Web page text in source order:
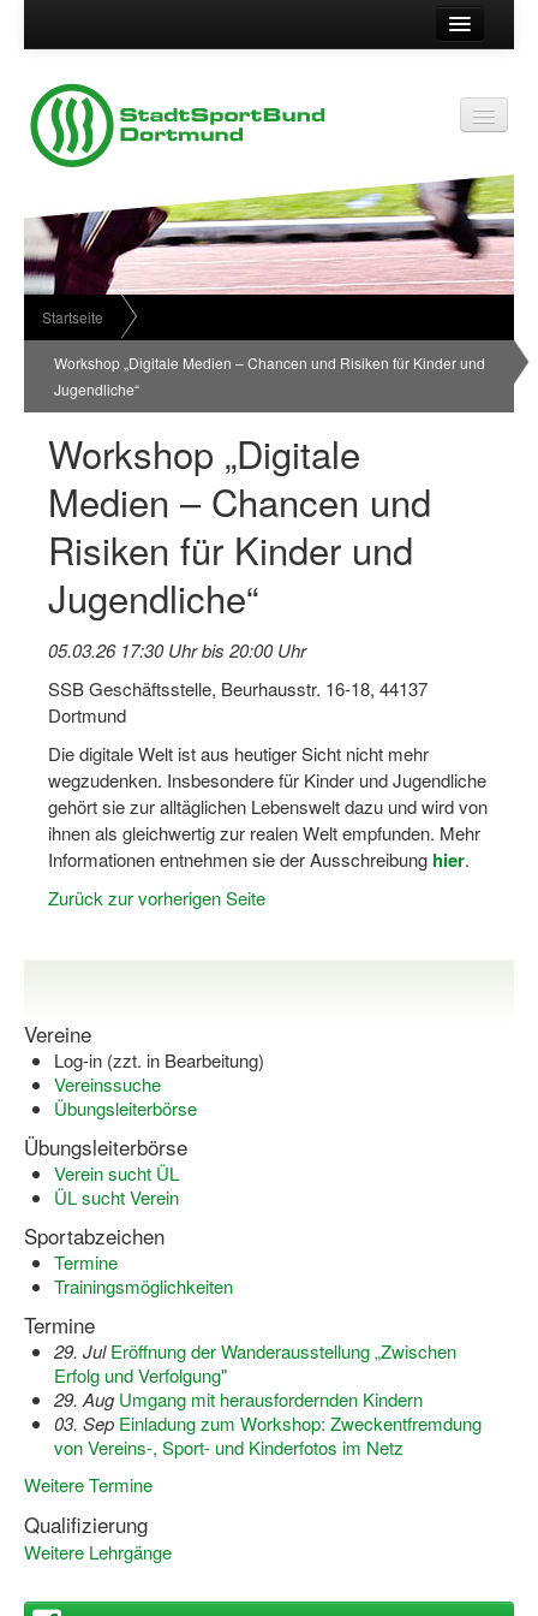
Suche
Vereinsservice
Vereinskennziffer
Kontakt
Impressum
Datenschutz
Wir über uns
Organisationsstruktur
News
Termine
Sportabzeichen
Downloadbereich
Newsletter Anmeldung
Stellenangebote SSB Dortmund
Vereinssuche
Übungsleiterbörse
Sportanlagen in Dortmund
Olympiabewerbung
Kinderschutz im Sport
Villa Froschloch
Log-in "Vereine"
Qualifizierung
SSB Qualifizierungen
Übersicht Qualifizierungswege
Qualifizierung im Vereinsmanagement
Fachtag Bildung braucht Bewegung
Erste-Hilfe-Ausbildung
Anmeldeformular / Anmeldebedingungen
Bezuschussung Qualifizierung für Dortmunder
Projekte
Startseite
Workshop „Digitale Medien – Chancen und Risiken für Kinder und
Jugendliche“
Workshop „Digitale
Medien – Chancen und
Risiken für Kinder und
Jugendliche“
05.03.26 17:30 Uhr bis 20:00 Uhr
SSB Geschäftsstelle, Beurhausstr. 16-18, 44137
Dortmund
Die digitale Welt ist aus heutiger Sicht nicht mehr
wegzudenken. Insbesondere für Kinder und Jugendliche
gehört sie zur alltäglichen Lebenswelt dazu und wird von
ihnen als gleichwertig zur realen Welt empfunden. Mehr
Informationen entnehmen sie der Ausschreibung hier.
Zurück zur vorherigen Seite
Vereine
Log-in (zzt. in Bearbeitung)
Vereinssuche
Übungsleiterbörse
Übungsleiterbörse
Verein sucht ÜL
ÜL sucht Verein
Sportabzeichen
Termine
Trainingsmöglichkeiten
Termine
29. Jul Eröffnung der Wanderausstellung „Zwischen
Erfolg und Verfolgung"
29. Aug Umgang mit herausfordernden Kindern
03. Sep Einladung zum Workshop: Zweckentfremdung
von Vereins-, Sport- und Kinderfotos im Netz
Weitere Termine
Qualifizierung
Weitere Lehrgänge